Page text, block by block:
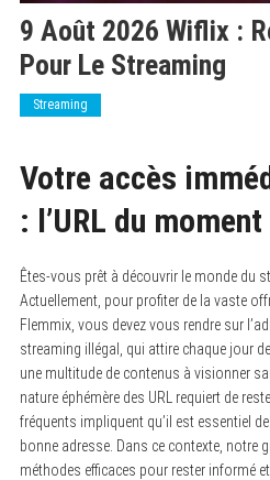
9 Août 2026 Wiflix :
Pour Le Streaming
Streaming
Votre accès
: l’URL du moment
Êtes-vous prêt à découvrir le monde du
Actuellement, pour profiter de la vaste
Flemmix, vous devez vous rendre sur
streaming illégal, qui attire chaque jour
une multitude de contenus à visionner
nature éphémère des URL requiert de
fréquents impliquent qu’il est essentiel
bonne adresse. Dans ce contexte, notre
méthodes efficaces pour rester informé